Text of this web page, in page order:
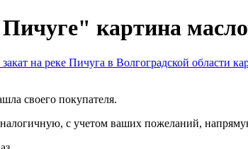
картина
своего покупателя.
с учетом ваших пожеланий,